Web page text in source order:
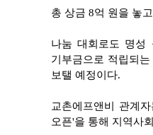
총 상금 8억 원을 놓
나눔 대회로도 명성
기부금으로 적립되
보탤 예정이다.
교촌에프앤비 관계
오픈'을 통해 지역사